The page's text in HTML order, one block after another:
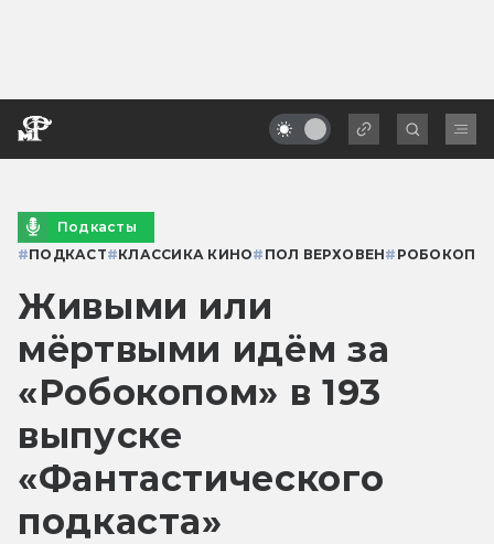
Подкасты
#ПОДКАСТ#КЛАССИКА КИНО# ПОЛ ВЕРХОВЕН# РОБОКОП
Живыми или
мёртвыми идём за
«Робокопом» в 193
выпуске
«Фантастического
подкаста»